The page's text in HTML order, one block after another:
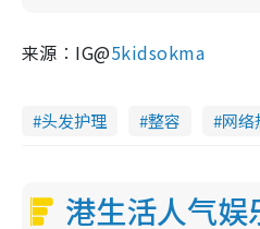
来源︰IG@5kidsokma
头发护理 整容 网络
港生活人气娱